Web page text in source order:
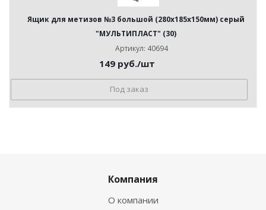
Ящик для метизов №3 большой (280х185х150мм) серый
"МУЛЬТИПЛАСТ" (30)
Артикул: 40694
149 руб./шт
Под заказ
Компания
О компании